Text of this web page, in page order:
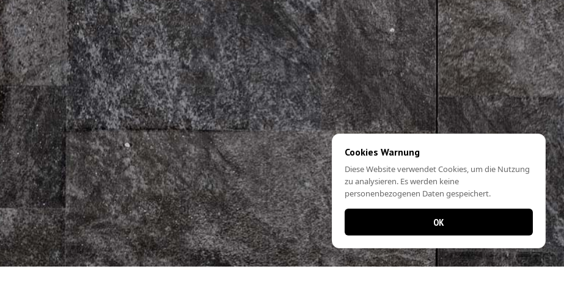
Cookies Warnung
Diese Website verwendet Cookies, um die Nutzung
zu analysieren. Es werden keine
personenbezogenen Daten gespeichert.
OK